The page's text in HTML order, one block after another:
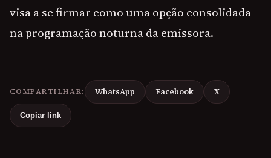
visa a se firmar como uma opção consolidada
na programação noturna da emissora.
COMPARTILHAR: WhatsApp Facebook X
Copiar link